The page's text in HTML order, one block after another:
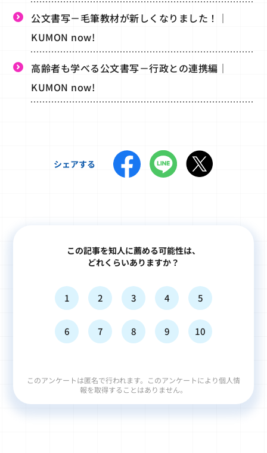
公文書写－毛筆教材が新しくなりました！｜
KUMON now!
高齢者も学べる公文書写－行政との連携編｜
KUMON now!
シェアする
この記事を知人に薦める可能性は、
どれくらいありますか？
1 2 3 4 5
6 7 8 9 10
このアンケートは匿名で行われます。このアンケートにより個人情
報を取得することはありません。